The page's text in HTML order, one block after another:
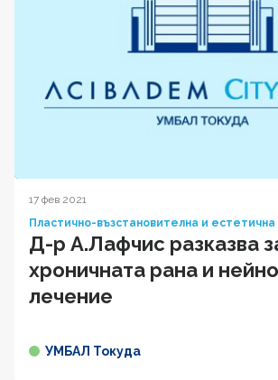
17 фев 2021
Пластично-възстановителна и естетична
Д-р А.Лафчис разказва
хроничната рана и
лечение
УМБАЛ Токуда